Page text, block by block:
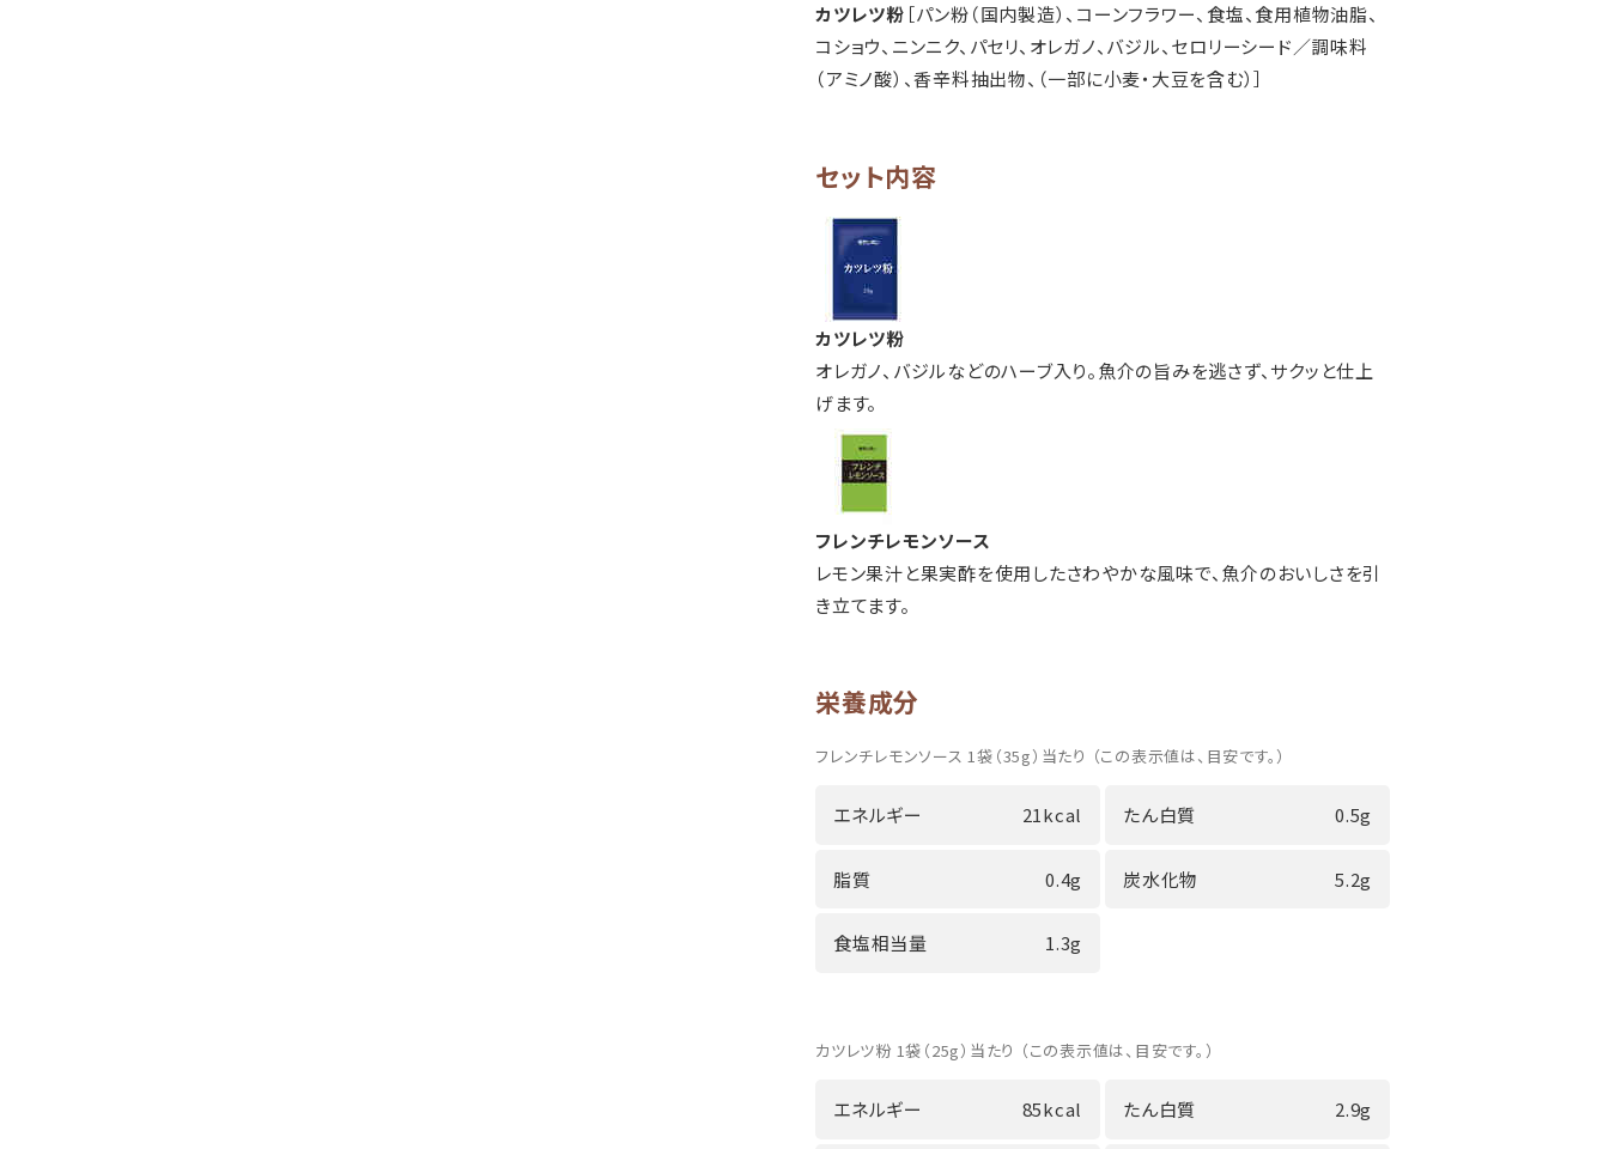
カツレツ粉 ［パン粉（国内製造）、コーンフラワー、食塩、食用植物油脂、
コショウ、ニンニク、パセリ、オレガノ、バジル、セロリーシード／調味料
（アミノ酸）、香辛料抽出物、（一部に小麦・大豆を含む）］
セット内容
カツレツ粉
オレガノ、バジルなどのハーブ入り。魚介の旨みを逃さず、サクッと仕上
げます。
フレンチレモンソース
レモン果汁と果実酢を使用したさわやかな風味で、魚介のおいしさを引
き立てます。
栄養成分
フレンチレモンソース 1袋（35g）当たり （この表示値は、目安です。）
エネルギー 21kcal たん白質 0.5g
脂質 0.4g 炭水化物 5.2g
食塩相当量 1.3g
カツレツ粉 1袋（25g）当たり （この表示値は、目安です。）
エネルギー 85kcal たん白質 2.9g